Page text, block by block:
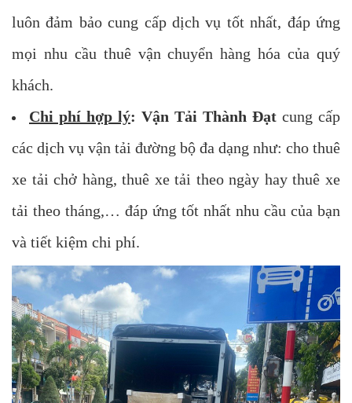
luôn đảm bảo cung cấp dịch vụ tốt nhất, đáp ứng
mọi nhu cầu thuê vận chuyển hàng hóa của quý
khách.
Chi phí hợp lý: Vận Tải Thành Đạt cung cấp
các dịch vụ vận tải đường bộ đa dạng như: cho thuê
xe tải chở hàng, thuê xe tải theo ngày hay thuê xe
tải theo tháng,… đáp ứng tốt nhất nhu cầu của bạn
và tiết kiệm chi phí.